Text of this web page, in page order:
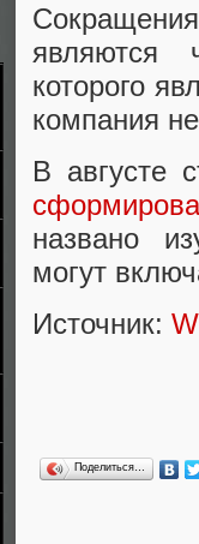
являются
которого
компания
В августе
названо
могут
Источник:
Поделиться…